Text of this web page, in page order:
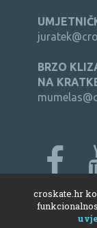
BRZO
NA
croskate.hr